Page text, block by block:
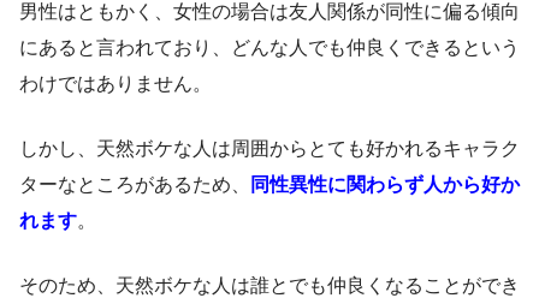
男性はともかく、女性の場合は友人関係が同性に偏る傾向
にあると言われており、どんな人でも仲良くできるという
わけではありません。
しかし、天然ボケな人は周囲からとても好かれるキャラク
ターなところがあるため、
同性異性に関わらず人から好か
れます。
そのため、天然ボケな人は誰とでも仲良くなることができ